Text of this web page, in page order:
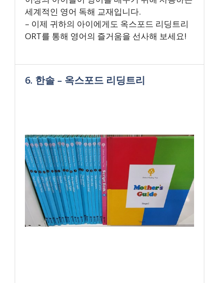
세계적인 영어 독해 교재입니다.
– 이제 귀하의 아이에게도 옥스포드 리딩트리
ORT를 통해 영어의 즐거움을 선사해 보세요!
6. 한솔 – 옥스포드 리딩트리